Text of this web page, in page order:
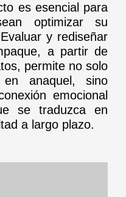
es esencial para
optimizar su
y rediseñar
a partir de
permite no solo
anaquel, sino
emocional
se traduzca en
a largo plazo.